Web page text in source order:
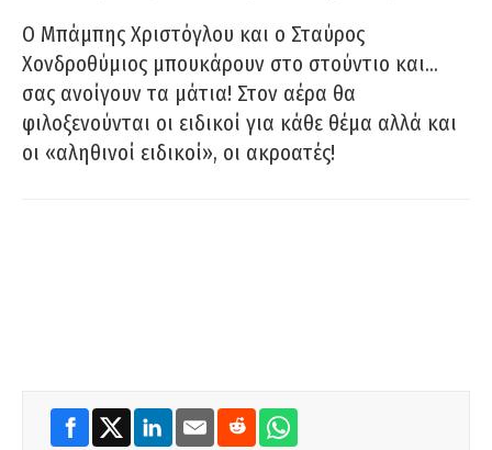
O Μπάμπης Χριστόγλου και ο Σταύρος
Χονδροθύμιος μπουκάρουν στο στούντιο και…
σας ανοίγουν τα μάτια! Στον αέρα θα
φιλοξενούνται οι ειδικοί για κάθε θέμα αλλά και
οι «αληθινοί ειδικοί», οι ακροατές!